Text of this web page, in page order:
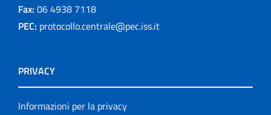
Fax: 06 4938 7118
PEC: protocollo.centrale@pec.iss.it
PRIVACY
Informazioni per la privacy